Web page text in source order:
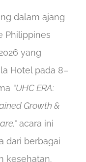
dalam ajang
Philippines
yang
Hotel pada 8–
“UHC ERA:
Growth &
acara ini
dari berbagai
kesehatan.